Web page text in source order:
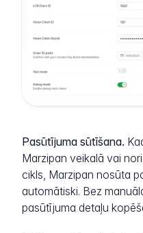
Pasūtījuma sūtīšana.
Marzipan veikalā vai
cikls, Marzipan nosūta
automātiski. Bez
pasūtījuma detaļu